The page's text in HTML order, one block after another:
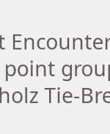
Tie-